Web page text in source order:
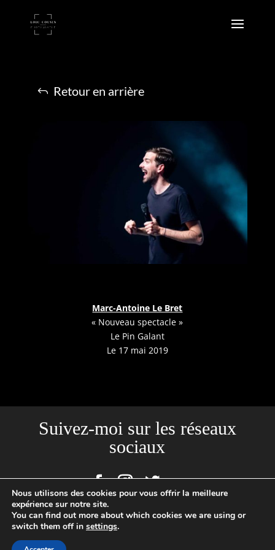
Retour en arrière
Marc-Antoine Le Bret
« Nouveau spectacle »
Le Pin Galant
Le 17 mai 2019
Suivez-moi sur les réseaux
sociaux
Site créé par l'Agence Backstages | Loïc Cousin Photographe
Professionnel, N°SIRET : 520465949 00029 | 2020 © TOUTES PHOTOS
Nous utilisons des cookies pour vous offrir la meilleure
expérience sur notre site.
You can find out more about which cookies we are using or
switch them off in settings.